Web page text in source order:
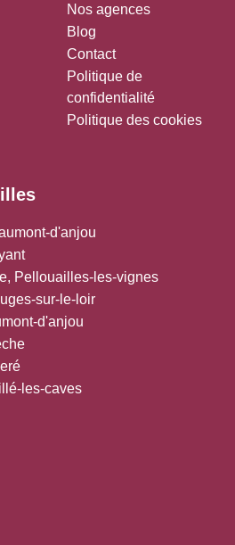
Nos agences
Blog
Contact
Politique de
confidentialité
Politique des cookies
d'anjou
Pellouailles-les-vignes
sur-le-loir
d'anjou
les-caves